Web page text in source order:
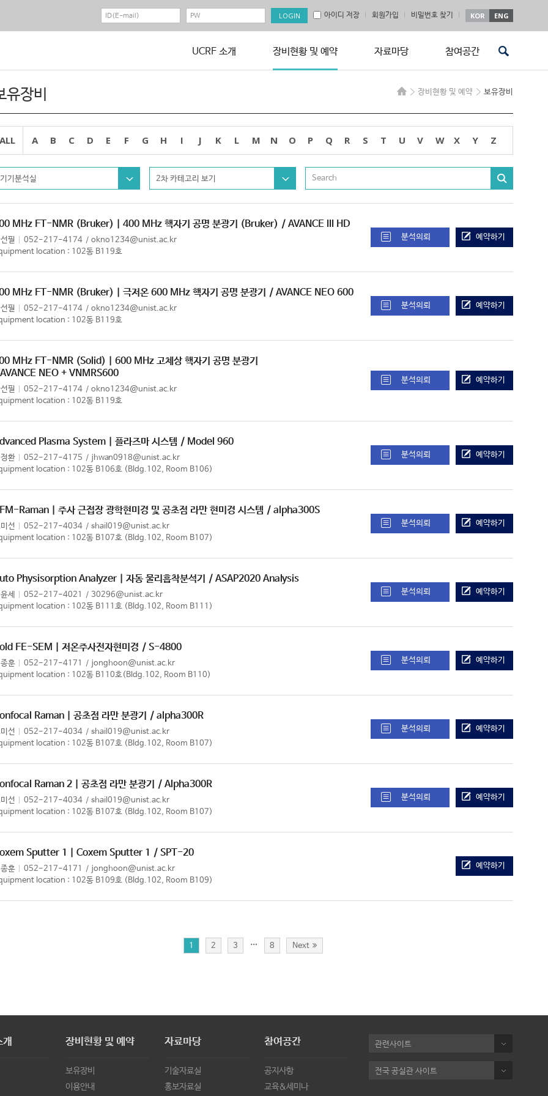
아이디 저장 회원가입 비밀번호 찾기 KOR ENG
UCRF 소개 장비현황 및 예약 자료마당 참여공간
장비현황 및 예약 보유장비
유장비
ALL A B C D E F G H I J K L M N O P Q R S T U V W X Y Z
기기분석실 2차 카테고리 보기
MHz FT-NMR (Bruker) | 400 MHz 핵자기 공명 분광기 (Bruker) / AVANCE III HD
필 052-217-4174
okno1234@unist.ac.kr
location : 102동 B119호
분석의뢰 예약하기
MHz FT-NMR (Bruker) | 극저온 600 MHz 핵자기 공명 분광기 / AVANCE NEO 600
필 052-217-4174
okno1234@unist.ac.kr
location : 102동 B119호
분석의뢰 예약하기
MHz FT-NMR (Solid) | 600 MHz 고체상 핵자기 공명 분광기
NEO + VNMRS600
필 052-217-4174
okno1234@unist.ac.kr
location : 102동 B119호
분석의뢰 예약하기
Plasma System | 플라즈마 시스템 / Model 960
환 052-217-4175
jhwan0918@unist.ac.kr
location : 102동 B106호 (Bldg.102, Room B106)
분석의뢰 예약하기
Raman | 주사 근접장 광학현미경 및 공초점 라만 현미경 시스템 / alpha300S
선 052-217-4034
shail019@unist.ac.kr
location : 102동 B107호 (Bldg.102, Room B107)
분석의뢰 예약하기
Physisorption Analyzer | 자동 물리흡착분석기 / ASAP2020 Analysis
세 052-217-4021
30296@unist.ac.kr
location : 102동 B111호 (Bldg.102, Room B111)
분석의뢰 예약하기
FE-SEM | 저온주사전자현미경 / S-4800
훈 052-217-4171
jonghoon@unist.ac.kr
location : 102동 B110호(Bldg.102, Room B110)
분석의뢰 예약하기
Raman | 공초점 라만 분광기 / alpha300R
선 052-217-4034
shail019@unist.ac.kr
location : 102동 B107호 (Bldg.102, Room B107)
분석의뢰 예약하기
Raman 2 | 공초점 라만 분광기 / Alpha300R
선 052-217-4034
shail019@unist.ac.kr
location : 102동 B107호 (Bldg.102, Room B107)
분석의뢰 예약하기
Sputter 1 | Coxem Sputter 1 / SPT-20
훈 052-217-4171
jonghoon@unist.ac.kr
location : 102동 B109호 (Bldg.102, Room B109)
예약하기
1 2 3 … 8 Next
장비현황 및 예약
보유장비
이용안내
자료마당
기술자료실
홍보자료실
참여공간
공지사항
교육&세미나
관련사이트
전국 공실관 사이트